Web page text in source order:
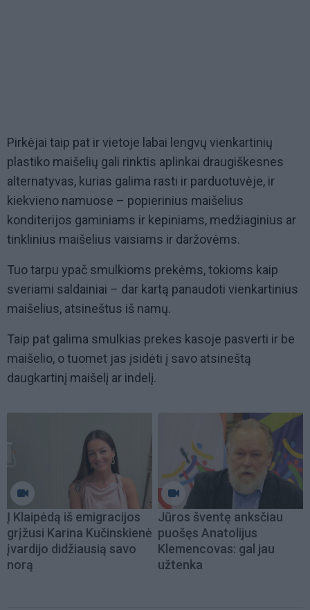
Pirkėjai taip pat ir vietoje labai lengvų vienkartinių
plastiko maišelių gali rinktis aplinkai draugiškesnes
alternatyvas, kurias galima rasti ir parduotuvėje, ir
kiekvieno namuose – popierinius maišelius
konditerijos gaminiams ir kepiniams, medžiaginius ar
tinklinius maišelius vaisiams ir daržovėms.
Tuo tarpu ypač smulkioms prekėms, tokioms kaip
sveriami saldainiai – dar kartą panaudoti vienkartinius
maišelius, atsineštus iš namų.
Taip pat galima smulkias prekes kasoje pasverti ir be
maišelio, o tuomet jas įsidėti į savo atsineštą
daugkartinį maišelį ar indelį.
Į Klaipėdą iš emigracijos
grįžusi Karina Kučinskienė
įvardijo didžiausią savo
norą
Jūros šventę anksčiau
puošęs Anatolijus
Klemencovas: gal jau
užtenka